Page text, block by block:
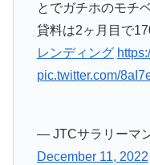
とでガチホのモチ
貸料は2ヶ月目で
レンディング
pic.twitter.com/
— JTCサラリーマ
December 11, 2022